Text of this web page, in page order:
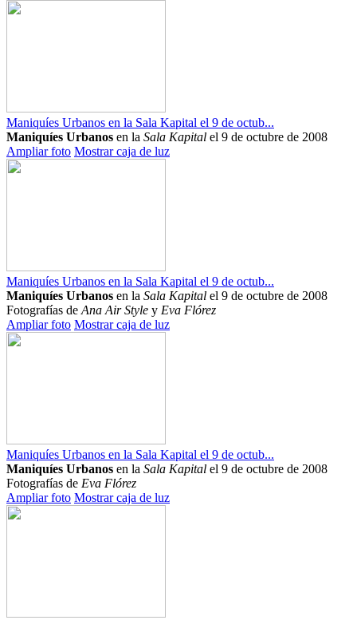
Maniquíes Urbanos en la Sala Kapital el 9 de octub...
Maniquíes Urbanos en la Sala Kapital el 9 de octubre de 2008
Ampliar foto Mostrar caja de luz
Maniquíes Urbanos en la Sala Kapital el 9 de octub...
Maniquíes Urbanos en la Sala Kapital el 9 de octubre de 2008
Fotografías de Ana Air Style y Eva Flórez
Ampliar foto Mostrar caja de luz
Maniquíes Urbanos en la Sala Kapital el 9 de octub...
Maniquíes Urbanos en la Sala Kapital el 9 de octubre de 2008
Fotografías de Eva Flórez
Ampliar foto Mostrar caja de luz